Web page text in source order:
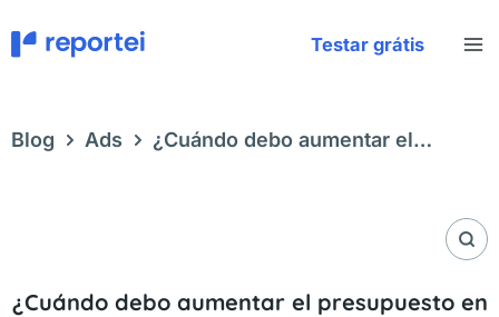
al
contenido
Testar grátis
Blog Ads
¿Cuándo debo aumentar el
¿Cuándo debo aumentar el presupuesto en